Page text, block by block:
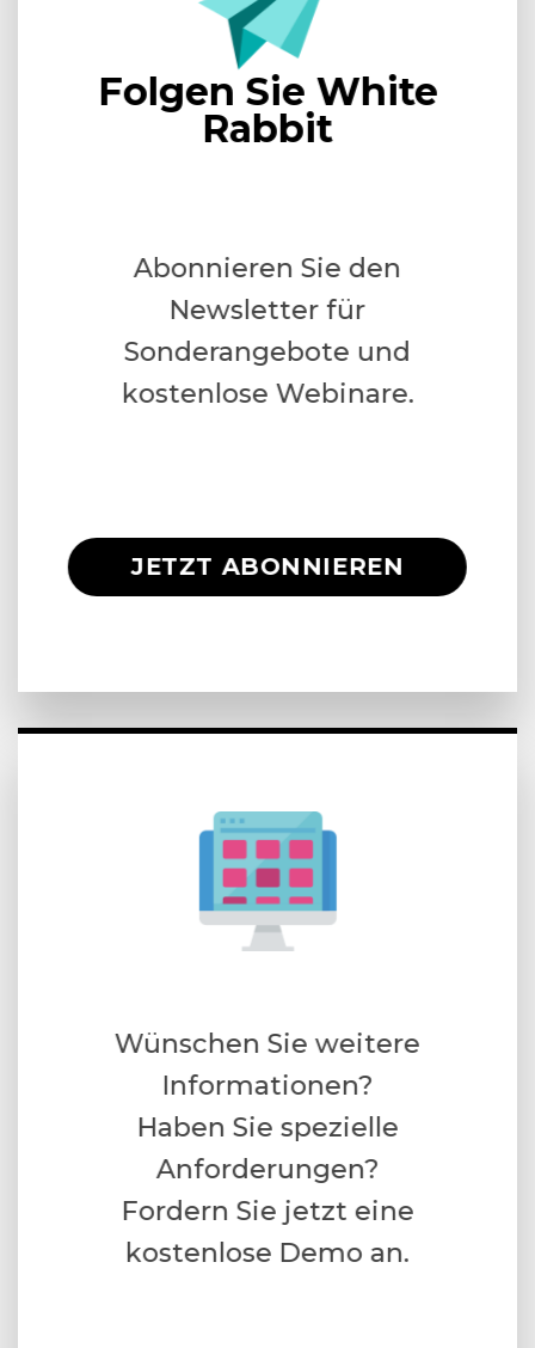
Abonnieren Sie den
Newsletter für
Sonderangebote und
kostenlose Webinare.
JETZT ABONNIEREN
Folgen Sie White
Rabbit
Wünschen Sie weitere
Informationen?
Haben Sie spezielle
Anforderungen?
Fordern Sie jetzt eine
kostenlose Demo an.